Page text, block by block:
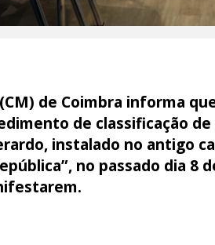
de Coimbra informa
de classificação
instalado no antigo
no passado dia